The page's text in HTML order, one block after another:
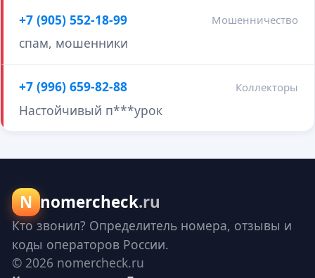
+7 (905) 552-18-99 Мошенничество
спам, мошенники
+7 (996) 659-82-88 Коллекторы
Настойчивый п***урок
N nomercheck.ru
Кто звонил? Определитель номера, отзывы и
коды операторов России.
© 2026 nomercheck.ru